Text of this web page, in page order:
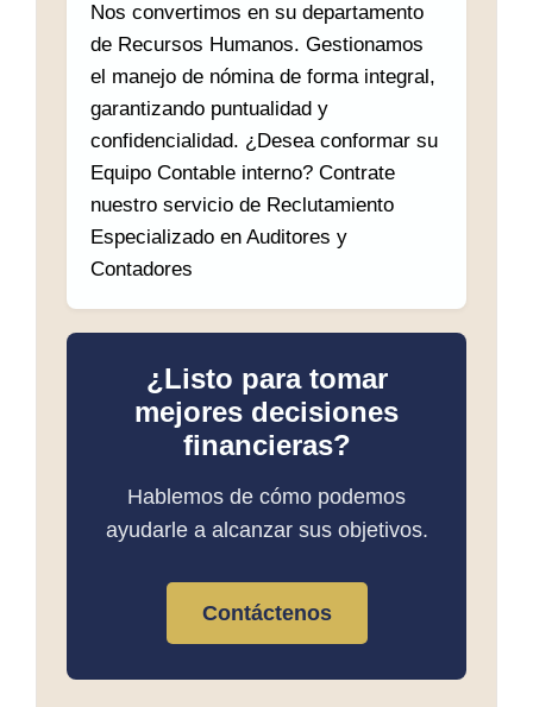
Nos convertimos en su departamento
de Recursos Humanos. Gestionamos
el manejo de nómina de forma integral,
garantizando puntualidad y
confidencialidad. ¿Desea conformar su
Equipo Contable interno? Contrate
nuestro servicio de Reclutamiento
Especializado en Auditores y
Contadores
¿Listo para tomar
mejores decisiones
financieras?
Hablemos de cómo podemos
ayudarle a alcanzar sus objetivos.
Contáctenos